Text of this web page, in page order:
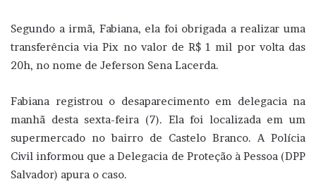
Segundo a irmã, Fabiana, ela foi obrigada a realizar uma
transferência via Pix no valor de R$ 1 mil por volta das
20h, no nome de Jeferson Sena Lacerda.
Fabiana registrou o desaparecimento em delegacia na
manhã desta sexta-feira (7). Ela foi localizada em um
supermercado no bairro de Castelo Branco. A Polícia
Civil informou que a Delegacia de Proteção à Pessoa (DPP
Salvador) apura o caso.